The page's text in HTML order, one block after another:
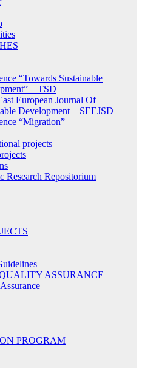
“Towards Sustainable
– TSD
European Journal Of
Development – SEEJSD
“Migration”
projects
Research Repositorium
ASSURANCE
PROGRAM